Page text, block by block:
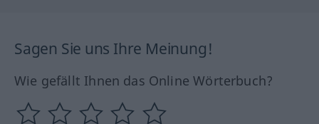
Sagen Sie uns Ihre Meinung!
Wie gefällt Ihnen das Online Wörterbuch?